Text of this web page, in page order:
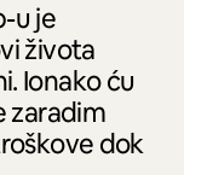
u je
života
Ionako ću
zaradim
dok